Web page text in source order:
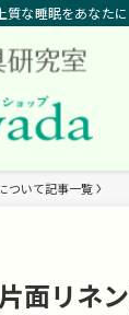
質な睡眠をあなたに
ついて記事一覧
リネ